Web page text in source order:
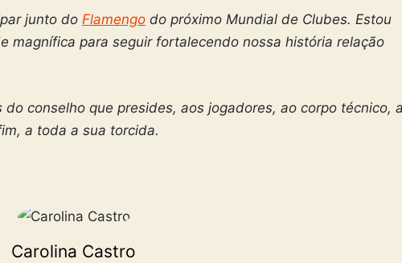
junto do Flamengo do próximo Mundial de Clubes. Estou
magnífica para seguir fortalecendo nossa história relação
conselho que presides, aos jogadores, ao corpo técnico,
a toda a sua torcida.
Carolina Castro